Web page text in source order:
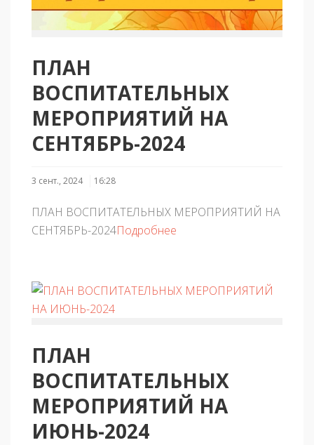
ПЛАН
ВОСПИТАТЕЛЬНЫХ
МЕРОПРИЯТИЙ НА
СЕНТЯБРЬ-2024
3 сент., 2024 16:28
ПЛАН ВОСПИТАТЕЛЬНЫХ МЕРОПРИЯТИЙ НА
СЕНТЯБРЬ-2024Подробнее
ПЛАН
ВОСПИТАТЕЛЬНЫХ
МЕРОПРИЯТИЙ НА
ИЮНЬ-2024